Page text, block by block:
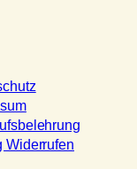
Widerrufen